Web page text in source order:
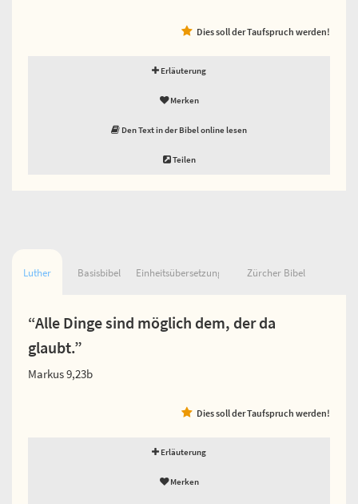
Dies soll der Taufspruch werden!
Erläuterung
Merken
Den Text in der Bibel online lesen
Teilen
Luther Basisbibel Einheitsübersetzung Zürcher Bibel
“Alle Dinge sind möglich dem, der da
glaubt.”
Markus 9,23b
Dies soll der Taufspruch werden!
Erläuterung
Merken